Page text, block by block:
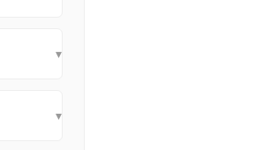
▾
▾